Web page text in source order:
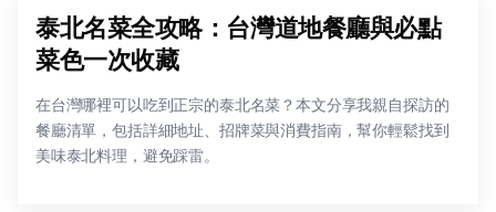
泰北名菜全攻略：台灣道地餐廳與必點
菜色一次收藏
在台灣哪裡可以吃到正宗的泰北名菜？本文分享我親自探訪的
餐廳清單，包括詳細地址、招牌菜與消費指南，幫你輕鬆找到
美味泰北料理，避免踩雷。